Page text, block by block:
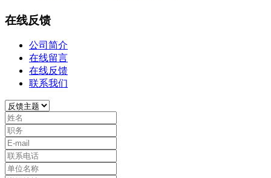
在线反馈
公司简介
在线留言
在线反馈
联系我们